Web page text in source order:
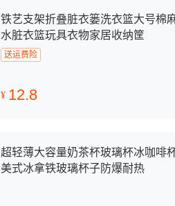
铁艺支架折叠脏衣篓洗衣篮大号棉
水脏衣篮玩具衣物家居收纳筐
送运费险
¥ 12.8
超轻薄大容量奶茶杯玻璃杯冰咖啡
美式冰拿铁玻璃杯子防爆耐热